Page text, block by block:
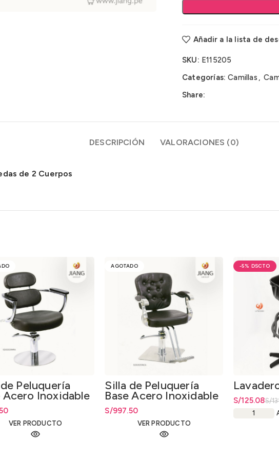
Añadir a la lista de
SKU: E115205
Categorías: Camillas ,
Share:
DESCRIPCIÓN VALORACIONES (0)
de 2 Cuerpos
Peluquería
Acero Inoxidable
VER PRODUCTO
AGOTADO
Silla de Peluquería
Base Acero Inoxidable
Hidráulico
S/997.50
VER PRODUCTO
-5%
S/
El precio
S/125.08
El precio